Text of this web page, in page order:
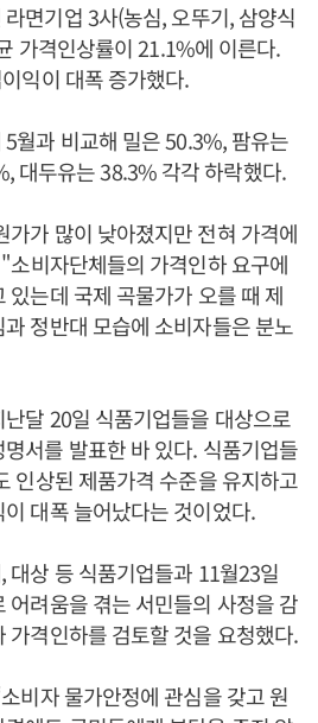
면기업 3사(농심, 오뚜기, 삼양식
가격인상률이 21.1%에 이른다.
익이 대폭 증가했다.
월과 비교해 밀은 50.3%, 팜유는
대두유는 38.3% 각각 하락했다.
가 많이 낮아졌지만 전혀 가격에
비자단체들의 가격인하 요구에
있는데 국제 곡물가가 오를 때 제
정반대 모습에 소비자들은 분노
달 20일 식품기업들을 대상으로
서를 발표한 바 있다. 식품기업들
인상된 제품가격 수준을 유지하고
대폭 늘어났다는 것이었다.
대상 등 식품기업들과 11월23일
어려움을 겪는 서민들의 사정을 감
가격인하를 검토할 것을 요청했다.
비자 물가안정에 관심을 갖고 원